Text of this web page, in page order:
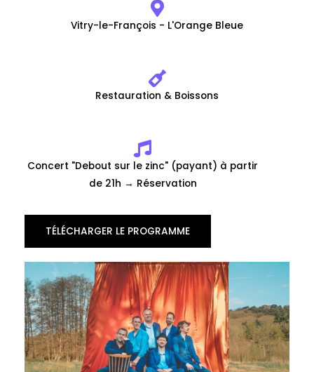
Vitry-le-François - L'Orange Bleue
Restauration & Boissons
Concert "Debout sur le zinc" (payant) à partir
de 21h → Réservation
TÉLÉCHARGER LE PROGRAMME